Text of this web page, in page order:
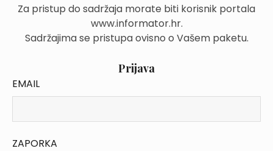
Za pristup do sadržaja morate biti korisnik portala
www.informator.hr.
Sadržajima se pristupa ovisno o Vašem paketu.
Prijava
EMAIL
ZAPORKA